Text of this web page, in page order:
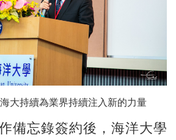
大持續為業界持續注入新的力量
備忘錄簽約後，海洋大學